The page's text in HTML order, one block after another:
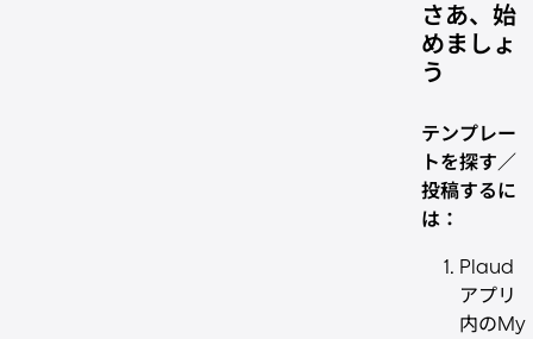
さあ、始
めましょ
う
テンプレー
トを探す／
投稿するに
は：
Plaud
アプリ
内のMy